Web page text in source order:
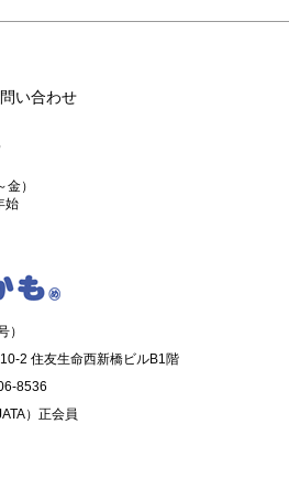
い合わせ
）
始
）
2 住友生命西新橋ビルB1階
8536
）正会員